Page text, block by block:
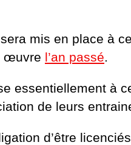
mis en place à
œuvre l’an passé.
essentiellement à
de leurs
d’être